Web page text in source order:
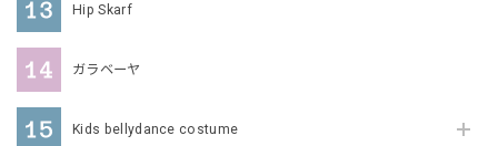
Hip Skarf
ガラベーヤ
Kids bellydance costume